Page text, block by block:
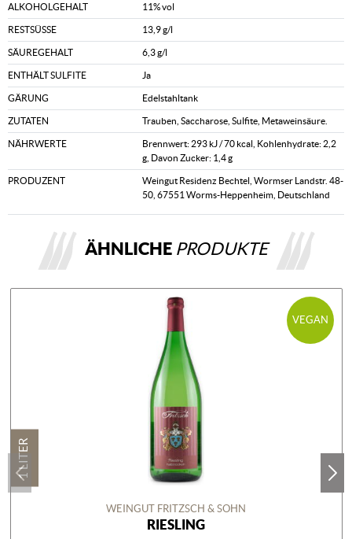
ALKOHOLGEHALT 11% vol
RESTSÜSSE 13,9 g/l
SÄUREGEHALT 6,3 g/l
ENTHÄLT SULFITE Ja
GÄRUNG Edelstahltank
ZUTATEN Trauben, Saccharose, Sulfite, Metaweinsäure.
NÄHRWERTE
Brennwert: 293 kJ / 70 kcal, Kohlenhydrate: 2,2
g, Davon Zucker: 1,4 g
PRODUZENT
Weingut Residenz Bechtel, Wormser Landstr. 48-
50, 67551 Worms-Heppenheim, Deutschland
ÄHNLICHE PRODUKTE
VEGAN
1 LITER
WEINGUT FRITZSCH & SOHN
RIESLING